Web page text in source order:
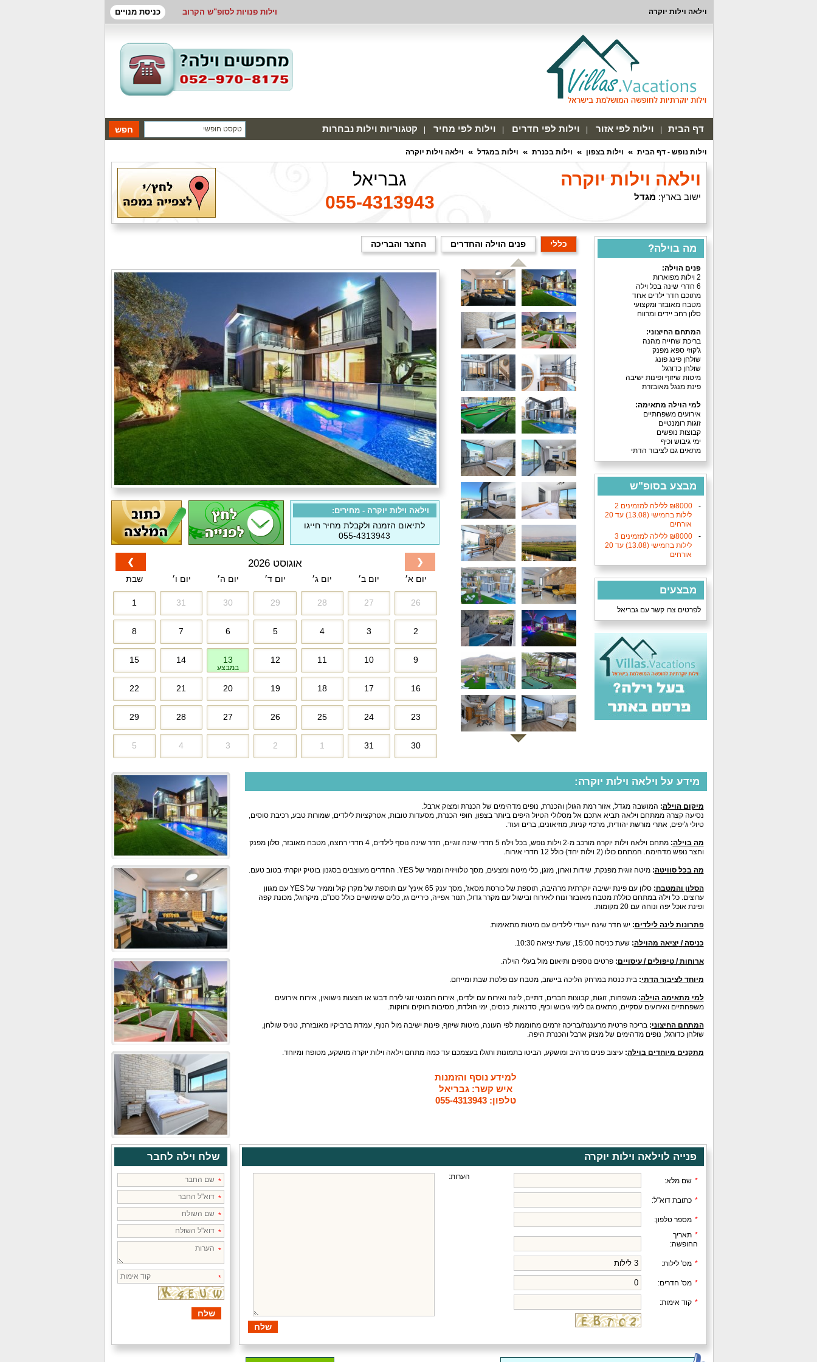
וילאה וילות יוקרה וילות פנויות לסופ"ש הקרוב כניסת מנויים
דף הבית וילות לפי אזור וילות לפי חדרים וילות לפי מחיר קטגוריות וילות נבחרות
וילות נופש - דף הבית וילות בצפון וילות בכנרת וילות במגדל וילאה וילות יוקרה
גבריאל
055-4313943
וילאה וילות יוקרה
ישוב בארץ: מגדל
מה בוילה?
פנים הוילה:
2 וילות מפוארות
6 חדרי שינה בכל וילה
מתוכם חדר ילדים אחד
מטבח מאובזר ומקצועי
סלון רחב יידים ומרווח
המתחם החיצוני:
בריכת שחייה מהנה
ג'קוזי ספא מפנק
שולחן פינג פונג
שולחן כדורגל
מיטות שיזוף ופינות ישיבה
פינת מנגל מאובזרת
למי הוילה מתאימה:
אירועים משפחתיים
זוגות רומנטיים
קבוצות נופשים
ימי גיבוש וכיף
מתאים גם לציבור הדתי
מבצע בסופ"ש
הקרוב
8000‏₪ ללילה למזמינים 2
לילות בחמישי (13.08) עד 20
אורחים
8000‏₪ ללילה למזמינים 3
לילות בחמישי (13.08) עד 20
אורחים
מבצעים
לפרטים צרו קשר עם גבריאל
כללי פנים הוילה והחדרים החצר והבריכה
וילאה וילות יוקרה - מחירים:
לתיאום הזמנה ולקבלת מחיר חייגו
055-4313943
אוגוסט 2026
יום א׳ יום ב׳ יום ג׳ יום ד׳ יום ה׳ יום ו׳ שבת
26
27
28
29
30
31
1
2
3
4
5
6
7
8
9
10
11
12
13
במבצע
14
15
16
17
18
19
20
21
22
23
24
25
26
27
28
29
30
31
1
2
3
4
5
❯ ❮
מידע על וילאה וילות יוקרה:
מיקום הוילה: המושבה מגדל, אזור רמת הגולן והכנרת, נופים מדהימים של הכנרת ומצוק ארבל.
נסיעה קצרה ממתחם וילאה תביא אתכם אל מסלולי הטיול היפים ביותר בצפון, חופי הכנרת, מסעדות טובות, אטרקציות לילדים, שמורות טבע, רכיבת סוסים,
טיולי ג'יפים, אתרי מורשת יהודית, מרכזי קניות, מוזיאונים, ברים ועוד.
מה בוילה:
מתחם וילאה וילות יוקרה מורכב מ-2 וילות נופש, בכל וילה 5 חדרי שינה זוגיים, חדר שינה נוסף לילדים, 4 חדרי רחצה, מטבח מאובזר, סלון מפנק
וחצר נופש מדהימה. המתחם כולו (2 וילות יחד) כולל 12 חדרי אירוח.
מה בכל סוויטה: מיטה זוגית מפנקת, שידות וארון, מזגן, כלי מיטה ומצעים, מסך טלוויזיה וממיר של YES. החדרים מעוצבים בסגנון בוטיק יוקרתי בטוב טעם.
הסלון והמטבח:
סלון עם פינת ישיבה יוקרתית מרהיבה, תוספת של כורסת מסאז', מסך ענק 65 אינץ' עם תוספת של מקרן קול וממיר של YES עם מגוון
ערוצים. כל וילה במתחם כוללת מטבח מאובזר ונוח לאירוח ובישול עם מקרר גדול, תנור אפייה, כיריים גז, כלים שימושיים כולל סכו"ם, מיקרוגל, מכונת קפה
ופינת אוכל יפה ונוחה עם 20 מקומות.
פתרונות לינה לילדים:יש חדר שינה ייעודי לילדים עם מיטות מתאימות.
כניסה/ יציאה מהוילה: שעת כניסה 15:00, שעת יציאה 10:30.
ארוחות/טיפולים/עיסויים: פרטים נוספים ותיאום מול בעלי הוילה.
מיוחד לציבור הדתי: בית כנסת במרחק הליכה ביישוב, מטבח עם פלטת שבת ומייחם.
למי מתאימה הוילה: משפחות, זוגות, קבוצות חברים, דתיים, לינה ואירוח עם ילדים, אירוח רומנטי זוגי לירח דבש או הצעות נישואין, אירוח אירועים
משפחתיים ואירועים עסקיים, מתאים גם לימי גיבוש וכיף, סדנאות, כנסים, ימי הולדת, מסיבות רווקים ורווקות.
המתחם החיצוני: בריכה פרטית מרעננת/בריכה זרמים מחוממת לפי העונה, מיטות שיזוף, פינות ישיבה מול הנוף, עמדת ברביקיו מאובזרת, טניס שולחן,
שולחן כדורגל, נופים מדהימים של מצוק ארבל והכנרת היפה.
מתקנים מיוחדים בוילה: עיצוב פנים מרהיב ומושקע, הביטו בתמונות ותגלו בעצמכם עד כמה מתחם וילאה וילות יוקרה מושקע, מטופח ומיוחד.
למידע נוסף והזמנות
איש קשר: גבריאל
טלפון: 055-4313943
פנייה לוילאה וילות יוקרה
הערות: * שם מלא:
* כתובת דוא"ל:
* מספר טלפון:
* תאריך
החופשה:
* מס' לילות:
* מס' חדרים:
* קוד אימות:
שלח וילה לחבר